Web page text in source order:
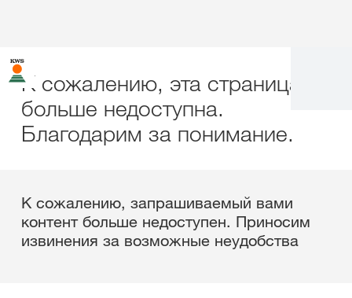
К сожалению, эта страница
больше недоступна.
Благодарим за понимание.
К сожалению, запрашиваемый вами
контент больше недоступен. Приносим
извинения за возможные неудобства